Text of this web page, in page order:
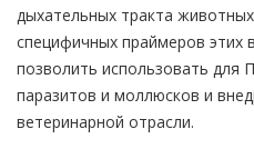
дыхательных тракта
специфичных праймеров этих
позволить использовать для
паразитов и моллюсков и
ветеринарной отрасли.